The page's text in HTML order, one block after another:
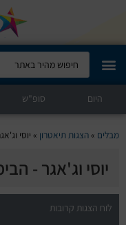
מבלים קלאב
הופעות היום
סטנדאפ
הצגות ילדים
היום סופ"ש
מבלים »הצגות תיאטרון » יוסי
יוסי וג'אגר -
לוח הצגות קרובות